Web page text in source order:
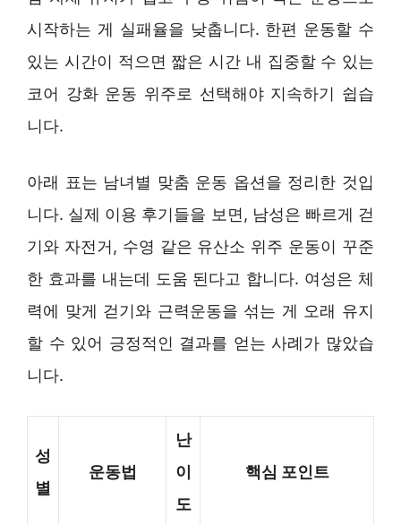
시작하는 게 실패율을 낮춥니다. 한편 운동할 수
있는 시간이 적으면 짧은 시간 내 집중할 수 있는
코어 강화 운동 위주로 선택해야 지속하기 쉽습
니다.
아래 표는 남녀별 맞춤 운동 옵션을 정리한 것입
니다. 실제 이용 후기들을 보면, 남성은 빠르게 걷
기와 자전거, 수영 같은 유산소 위주 운동이 꾸준
한 효과를 내는데 도움 된다고 합니다. 여성은 체
력에 맞게 걷기와 근력운동을 섞는 게 오래 유지
할 수 있어 긍정적인 결과를 얻는 사례가 많았습
니다.
성
별
운동법
난
이
도
핵심 포인트